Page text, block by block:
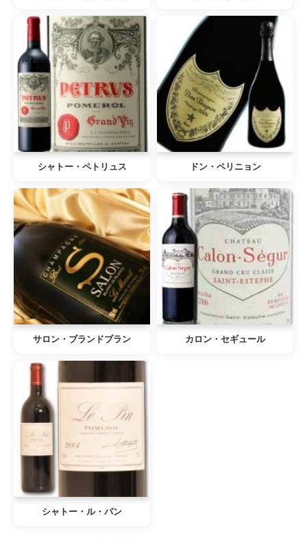
シャトー・ペトリュス ドン・ペリニョン
サロン・ブランドブラン カロン・セギュール
シャトー・ル・パン